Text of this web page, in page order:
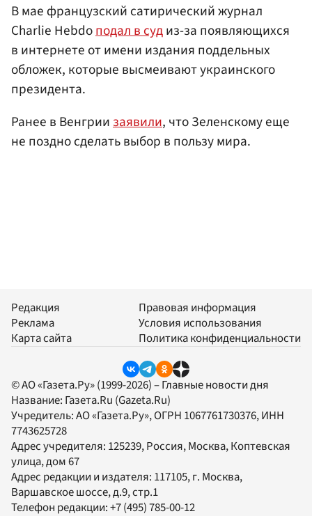
В мае французский сатирический журнал
Charlie Hebdoподал в судиз-за появляющихся
в интернете от имени издания поддельных
обложек, которые высмеивают украинского
президента.
Ранее в Венгриизаявили, что Зеленскому еще
не поздно сделать выбор в пользу мира.
Редакция
Реклама
Карта сайта
Правовая информация
Условия использования
Политика конфиденциальности
© АО «Газета.Ру» (1999-2026) – Главные новости дня
Название: Газета.Ru (Gazeta.Ru)
Учредитель:АО «Газета.Ру», ОГРН 1067761730376, ИНН
7743625728
Адрес учредителя: 125239, Россия, Москва, Коптевская
улица, дом 67
Адрес редакции и издателя: 117105, г. Москва,
Варшавское шоссе, д.9, стр.1
Телефон редакции:+7 (495) 785-00-12